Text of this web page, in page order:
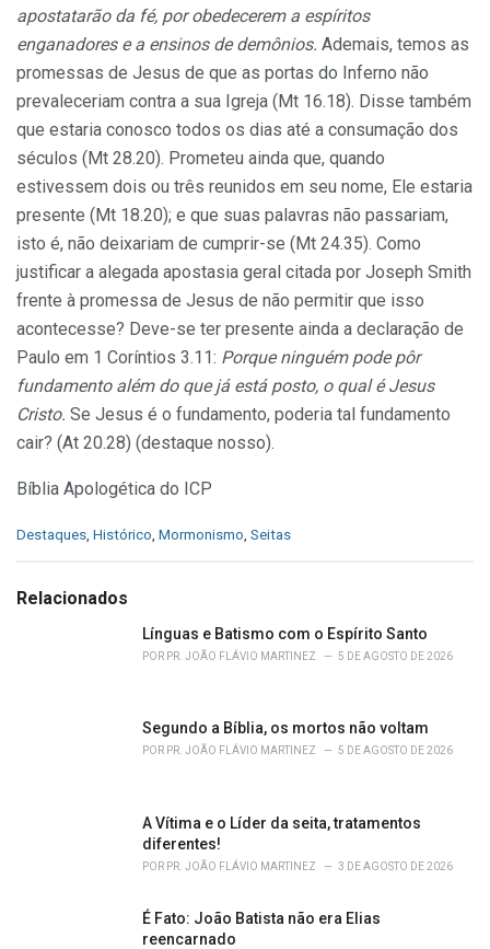
apostatarão da fé, por obedecerem a espíritos
enganadores e a ensinos de demônios. Ademais, temos as
promessas de Jesus de que as portas do Inferno não
prevaleceriam contra a sua Igreja (Mt 16.18). Disse também
que estaria conosco todos os dias até a consumação dos
séculos (Mt 28.20). Prometeu ainda que, quando
estivessem dois ou três reunidos em seu nome, Ele estaria
presente (Mt 18.20); e que suas palavras não passariam,
isto é, não deixariam de cumprir-se (Mt 24.35). Como
justificar a alegada apostasia geral citada por Joseph Smith
frente à promessa de Jesus de não permitir que isso
acontecesse? Deve-se ter presente ainda a declaração de
Paulo em 1 Coríntios 3.11: Porque ninguém pode pôr
fundamento além do que já está posto, o qual é Jesus
Cristo. Se Jesus é o fundamento, poderia tal fundamento
cair? (At 20.28) (destaque nosso).
Bíblia Apologética do ICP
C
e
Destaques, Histórico, Mormonismo, Seitas
Relacionados
Línguas e Batismo com o Espírito Santo
POR PR. JOÃO FLÁVIO MARTINEZ 5 DE AGOSTO DE 2026
Segundo a Bíblia, os mortos não voltam
POR PR. JOÃO FLÁVIO MARTINEZ 5 DE AGOSTO DE 2026
A Vítima e o Líder da seita, tratamentos
diferentes!
POR PR. JOÃO FLÁVIO MARTINEZ 3 DE AGOSTO DE 2026
É Fato: João Batista não era Elias
reencarnado